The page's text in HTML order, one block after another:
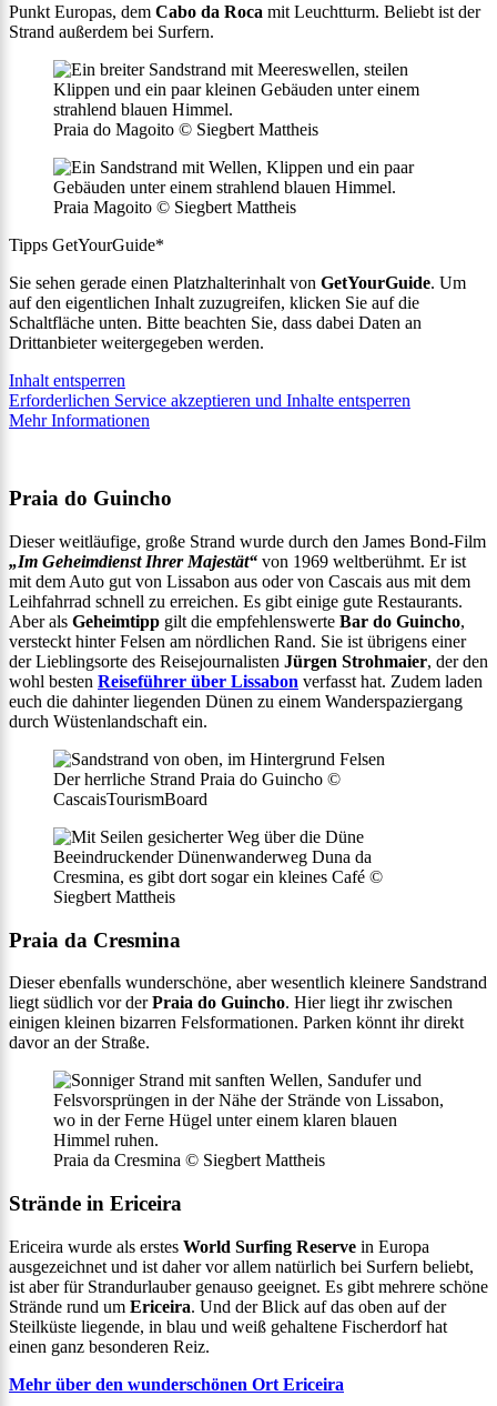
Punkt Europas, dem Cabo da Roca mit Leuchtturm. Beliebt ist der
Strand außerdem bei Surfern.
Praia do Magoito © Siegbert Mattheis
Praia Magoito © Siegbert Mattheis
Tipps GetYourGuide*
Sie sehen gerade einen Platzhalterinhalt von GetYourGuide. Um
auf den eigentlichen Inhalt zuzugreifen, klicken Sie auf die
Schaltfläche unten. Bitte beachten Sie, dass dabei Daten an
Drittanbieter weitergegeben werden.
Inhalt entsperren
Erforderlichen Service akzeptieren und Inhalte entsperren
Mehr Informationen
Praia do Guincho
Dieser weitläufige, große Strand wurde durch den James Bond-Film
„Im Geheimdienst Ihrer Majestät“ von 1969 weltberühmt. Er ist
mit dem Auto gut von Lissabon aus oder von Cascais aus mit dem
Leihfahrrad schnell zu erreichen. Es gibt einige gute Restaurants.
Aber als Geheimtipp gilt die empfehlenswerte Bar do Guincho,
versteckt hinter Felsen am nördlichen Rand. Sie ist übrigens einer
der Lieblingsorte des Reisejournalisten Jürgen Strohmaier, der den
wohl besten Reiseführer über Lissabon verfasst hat. Zudem laden
euch die dahinter liegenden Dünen zu einem Wanderspaziergang
durch Wüstenlandschaft ein.
Der herrliche Strand Praia do Guincho ©
CascaisTourismBoard
Beeindruckender Dünenwanderweg Duna da
Cresmina, es gibt dort sogar ein kleines Café ©
Siegbert Mattheis
Praia da Cresmina
Dieser ebenfalls wunderschöne, aber wesentlich kleinere Sandstrand
liegt südlich vor derPraia do Guincho. Hier liegt ihr zwischen
einigen kleinen bizarren Felsformationen. Parken könnt ihr direkt
davor an der Straße.
Praia da Cresmina © Siegbert Mattheis
Strände in Ericeira
Ericeira wurde als erstes World Surfing Reserve in Europa
ausgezeichnet und ist daher vor allem natürlich bei Surfern beliebt,
ist aber für Strandurlauber genauso geeignet. Es gibt mehrere schöne
Strände rund um Ericeira. Und der Blick auf das oben auf der
Steilküste liegende, in blau und weiß gehaltene Fischerdorf hat
einen ganz besonderen Reiz.
Mehr über den wunderschönen Ort Ericeira